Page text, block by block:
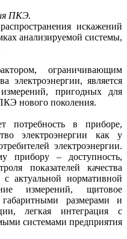
ПКЭ.
искажений
анализируемой системы,
ограничивающим
электроэнергии, является
пригодных для
нового поколения.
потребность в приборе,
электроэнергии как у
электроэнергии.
прибору – доступность,
показателей качества
с актуальной нормативной
измерений, щитовое
размерами и
легкая интеграция с
системами предприятия